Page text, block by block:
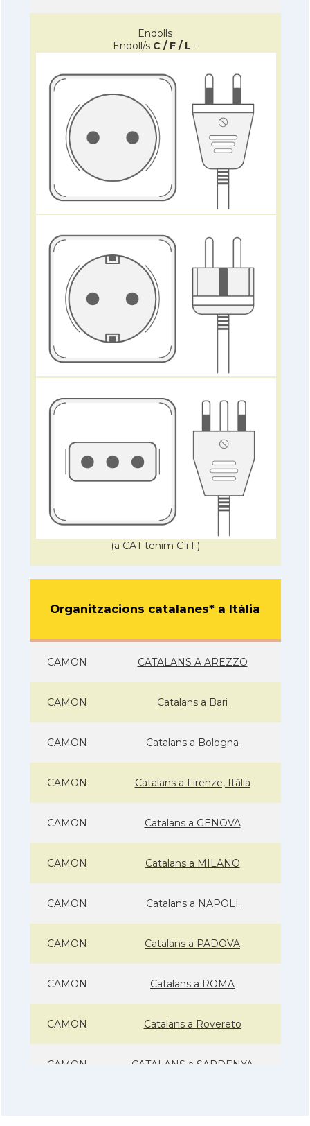
Endolls
Endoll/s C / F / L -
(a CAT tenim C i F)
Organitzacions catalanes* a Itàlia
CAMON CATALANS A AREZZO
CAMON Catalans a Bari
CAMON Catalans a Bologna
CAMON Catalans a Firenze, Itàlia
CAMON Catalans a GENOVA
CAMON Catalans a MILANO
CAMON Catalans a NAPOLI
CAMON Catalans a PADOVA
CAMON Catalans a ROMA
CAMON Catalans a Rovereto
CAMON CATALANS a SARDENYA